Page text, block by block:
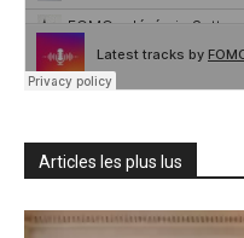
Articles les plus lus